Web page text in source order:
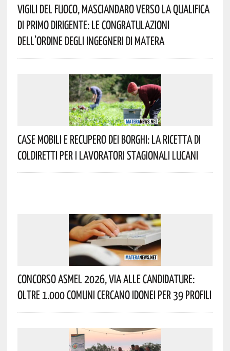
Vigili Del Fuoco, Masciandaro Verso La Qualifica
Di Primo Dirigente: Le Congratulazioni
Dell’Ordine Degli Ingegneri Di Matera
Case Mobili E Recupero Dei Borghi: La Ricetta Di
Coldiretti Per I Lavoratori Stagionali Lucani
Concorso Asmel 2026, Via Alle Candidature:
Oltre 1.000 Comuni Cercano Idonei Per 39 Profili